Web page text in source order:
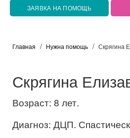
ЗАЯВКА НА ПОМОЩЬ
Главная Нужна помощь Скрягина
Скрягина
Возраст: 8 лет.
Диагноз: ДЦП.